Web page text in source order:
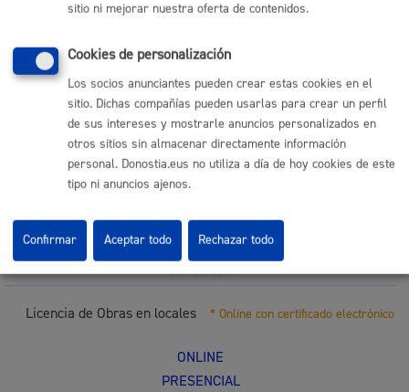
PRESENCIAL
MÁQUINA
Licencia de obra menor exprés en vivienda
* Online con
certificado electrónico
PRESENCIAL
TELÉFONO
MÁQUINA
Licencia de Obras en locales * Online con certificado electrónico
ONLINE
PRESENCIAL
sitio ni mejorar nuestra oferta de contenidos.
Cookies de personalización
Los socios anunciantes pueden crear estas cookies en el
sitio. Dichas compañías pueden usarlas para crear un perfil
de sus intereses y mostrarle anuncios personalizados en
otros sitios sin almacenar directamente información
personal. Donostia.eus no utiliza a día de hoy cookies de este
tipo ni anuncios ajenos.
Rechazar todo
Confirmar Aceptar todo